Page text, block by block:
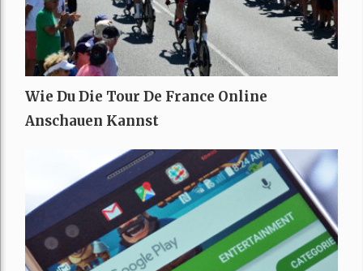
Wie Du Die Tour De France Online
Anschauen Kannst